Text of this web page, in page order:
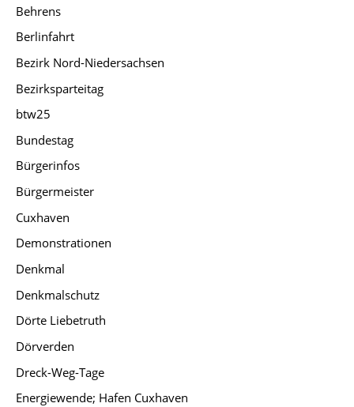
Behrens
Berlinfahrt
Bezirk Nord-Niedersachsen
Bezirksparteitag
btw25
Bundestag
Bürgerinfos
Bürgermeister
Cuxhaven
Demonstrationen
Denkmal
Denkmalschutz
Dörte Liebetruth
Dörverden
Dreck-Weg-Tage
Energiewende; Hafen Cuxhaven